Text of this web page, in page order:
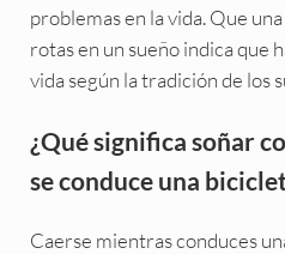
problemas en la vida. Que
rotas en un sueño indica que
vida según la tradición de los
¿Qué significa soñar
se conduce una
Caerse mientras conduces